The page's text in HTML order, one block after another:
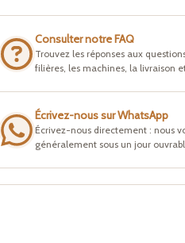
Consulter notre FAQ
Trouvez les réponses aux
filières, les machines, la livraison
Écrivez-nous sur WhatsApp
Écrivez-nous directement : nous
généralement sous un jour